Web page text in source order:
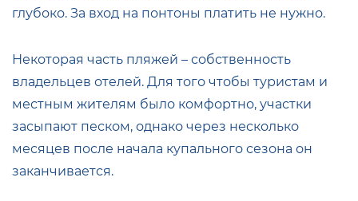
глубоко. За вход на понтоны платить не нужно.
Некоторая часть пляжей – собственность
владельцев отелей. Для того чтобы туристам и
местным жителям было комфортно, участки
засыпают песком, однако через несколько
месяцев после начала купального сезона он
заканчивается.